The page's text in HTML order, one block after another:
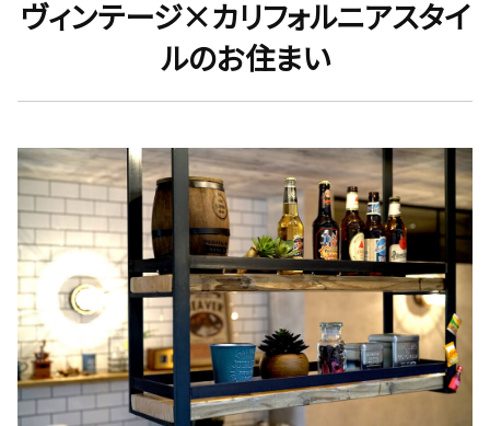
ヴィンテージ×カリフォルニアスタイ
ルのお住まい